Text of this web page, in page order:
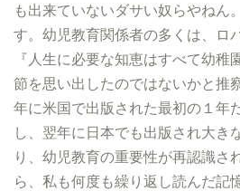
も出来ていないダサい奴らやねん
す。幼児教育関係者の多くは、ロ
『人生に必要な知恵はすべて幼稚
節を思い出したのではないかと推
年に米国で出版された最初の１年
し、翌年に日本でも出版され大き
り、幼児教育の重要性が再認識さ
ら、私も何度も繰り返し読んだ記